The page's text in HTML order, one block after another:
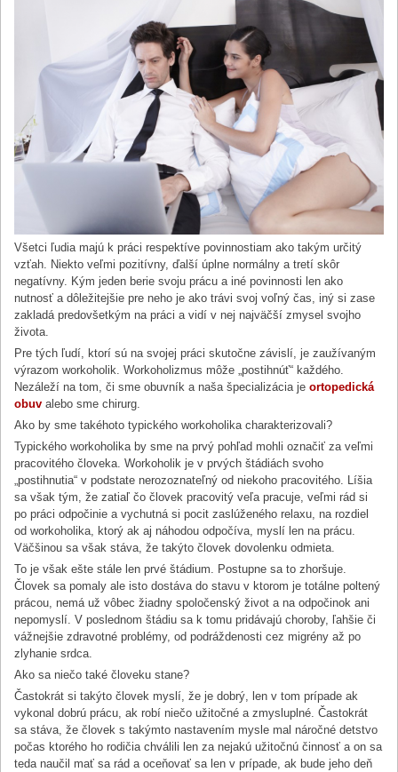
Všetci ľudia majú k práci respektíve povinnostiam ako takým určitý
vzťah. Niekto veľmi pozitívny, ďalší úplne normálny a tretí skôr
negatívny. Kým jeden berie svoju prácu a iné povinnosti len ako
nutnosť a dôležitejšie pre neho je ako trávi svoj voľný čas, iný si zase
zakladá predovšetkým na práci a vidí v nej najväčší zmysel svojho
života.
Pre tých ľudí, ktorí sú na svojej práci skutočne závislí, je zaužívaným
výrazom workoholik. Workoholizmus môže „postihnúť“ každého.
Nezáleží na tom, či sme obuvník a naša špecializácia jeortopedická
obuv alebo sme chirurg.
Ako by sme takéhoto typického workoholika charakterizovali?
Typického workoholika by sme na prvý pohľad mohli označiť za veľmi
pracovitého človeka. Workoholik je v prvých štádiách svoho
„postihnutia“ v podstate nerozoznateľný od niekoho pracovitého. Líšia
sa však tým, že zatiaľ čo človek pracovitý veľa pracuje, veľmi rád si
po práci odpočinie a vychutná si pocit zaslúženého relaxu, na rozdiel
od workoholika, ktorý ak aj náhodou odpočíva, myslí len na prácu.
Väčšinou sa však stáva, že takýto človek dovolenku odmieta.
To je však ešte stále len prvé štádium. Postupne sa to zhoršuje.
Človek sa pomaly ale isto dostáva do stavu v ktorom je totálne poltený
prácou, nemá už vôbec žiadny spoločenský život a na odpočinok ani
nepomyslí. V poslednom štádiu sa k tomu pridávajú choroby, ľahšie či
vážnejšie zdravotné problémy, od podráždenosti cez migrény až po
zlyhanie srdca.
Ako sa niečo také človeku stane?
Častokrát si takýto človek myslí, že je dobrý, len v tom prípade ak
vykonal dobrú prácu, ak robí niečo užitočné a zmysluplné. Častokrát
sa stáva, že človek s takýmto nastavením mysle mal náročné detstvo
počas ktorého ho rodičia chválili len za nejakú užitočnú činnosť a on sa
teda naučil mať sa rád a oceňovať sa len v prípade, ak bude jeho deň